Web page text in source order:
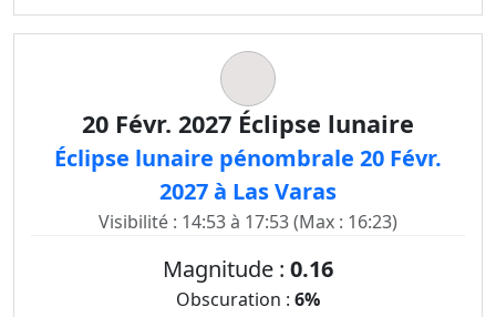
20 Févr. 2027 Éclipse lunaire
Éclipse lunaire pénombrale 20 Févr.
2027 à Las Varas
Visibilité : 14:53 à 17:53 (Max : 16:23)
Magnitude : 0.16
Obscuration : 6%